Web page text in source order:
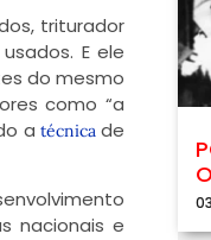
triturador
usados. E ele
do mesmo
como “a
a técnicade
nacionais e